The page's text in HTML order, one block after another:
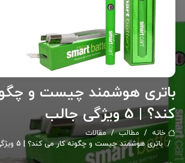
باتری هوشمند چیست و
کند؟ | 5 ویژگی جالب
خانه مطالب
مقالات
باتری هوشمند چیست و چگونه کار می کند؟ | 5 ویژگی جالب